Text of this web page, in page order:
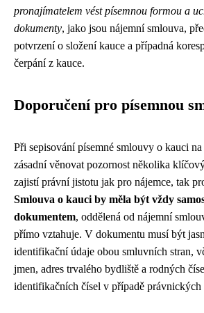
pronajímatelem vést písemnou formou a
dokumenty, jako jsou nájemní smlouva,
potvrzení o složení kauce a případná
čerpání z kauce.
Doporučení pro písemnou
Při sepisování písemné smlouvy o kauci
zásadní věnovat pozornost několika
zajistí právní jistotu jak pro nájemce, tak
Smlouva o kauci by měla být vždy
dokumentem, oddělená od nájemní
přímo vztahuje. V dokumentu musí být
identifikační údaje obou smluvních stran,
jmen, adres trvalého bydliště a rodných
identifikačních čísel v případě právnických